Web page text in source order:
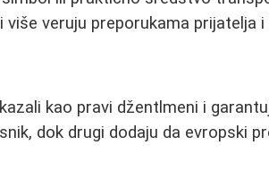
više veruju preporukama prijatelja
kao pravi džentlmeni i
dok drugi dodaju da evropski